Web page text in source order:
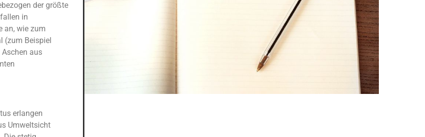
der größte
in
an, wie zum
(zum Beispiel
aus
erlangen
Umweltsicht